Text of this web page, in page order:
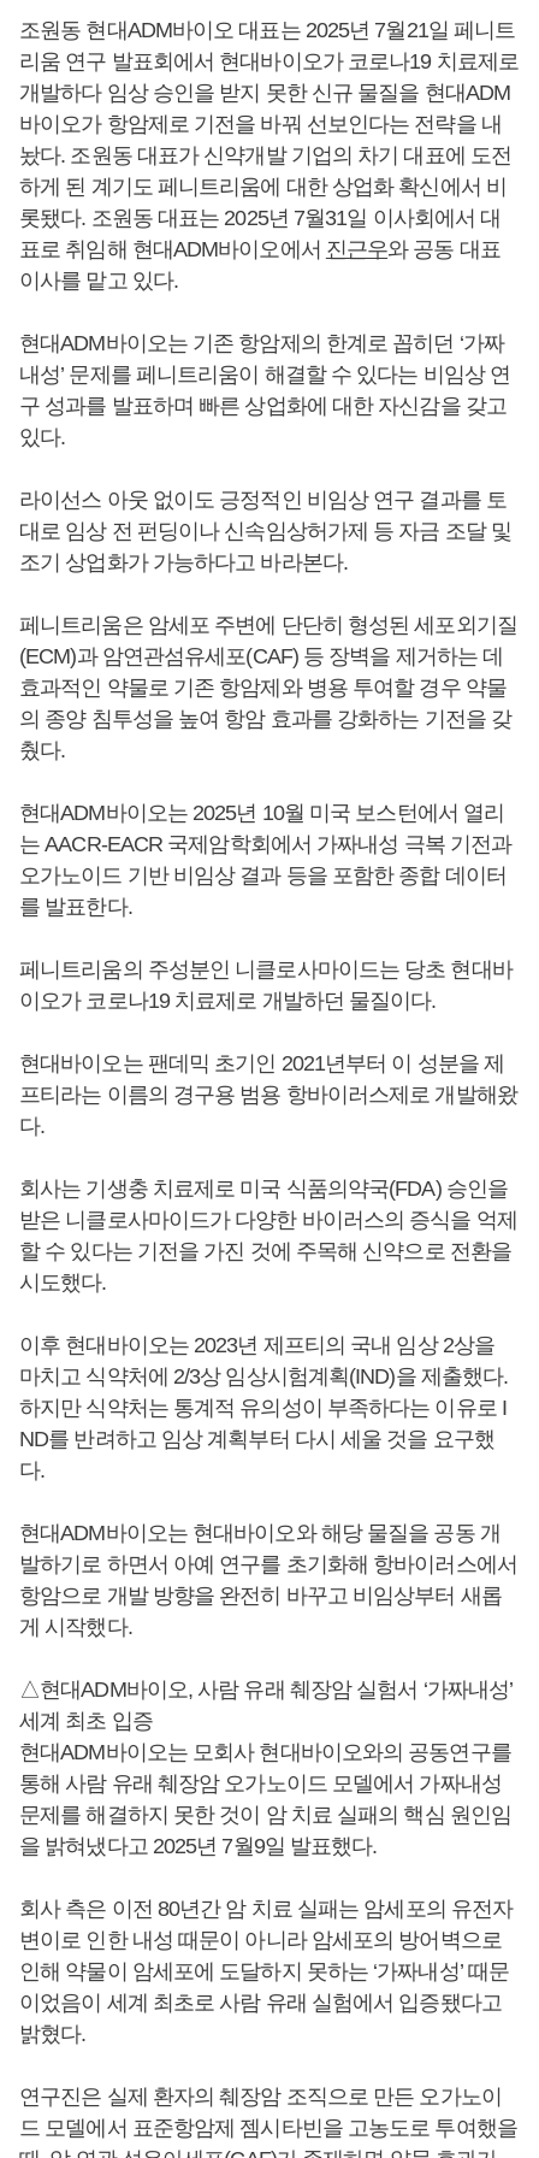
조원동 현대ADM바이오 대표는 2025년 7월21일 페니트
리움 연구 발표회에서 현대바이오가 코로나19 치료제로
개발하다 임상 승인을 받지 못한 신규 물질을 현대ADM
바이오가 항암제로 기전을 바꿔 선보인다는 전략을 내
놨다. 조원동 대표가 신약개발 기업의 차기 대표에 도전
하게 된 계기도 페니트리움에 대한 상업화 확신에서 비
롯됐다. 조원동 대표는 2025년 7월31일 이사회에서 대
표로 취임해 현대ADM바이오에서 진근우와 공동 대표
이사를 맡고 있다.
현대ADM바이오는 기존 항암제의 한계로 꼽히던 ‘가짜
내성’ 문제를 페니트리움이 해결할 수 있다는 비임상 연
구 성과를 발표하며 빠른 상업화에 대한 자신감을 갖고
있다.
라이선스 아웃 없이도 긍정적인 비임상 연구 결과를 토
대로 임상 전 펀딩이나 신속임상허가제 등 자금 조달 및
조기 상업화가 가능하다고 바라본다.
페니트리움은 암세포 주변에 단단히 형성된 세포외기질
(ECM)과 암연관섬유세포(CAF) 등 장벽을 제거하는 데
효과적인 약물로 기존 항암제와 병용 투여할 경우 약물
의 종양 침투성을 높여 항암 효과를 강화하는 기전을 갖
췄다.
현대ADM바이오는 2025년 10월 미국 보스턴에서 열리
는 AACR-EACR 국제암학회에서 가짜내성 극복 기전과
오가노이드 기반 비임상 결과 등을 포함한 종합 데이터
를 발표한다.
페니트리움의 주성분인 니클로사마이드는 당초 현대바
이오가 코로나19 치료제로 개발하던 물질이다.
현대바이오는 팬데믹 초기인 2021년부터 이 성분을 제
프티라는 이름의 경구용 범용 항바이러스제로 개발해왔
다.
회사는 기생충 치료제로 미국 식품의약국(FDA) 승인을
받은 니클로사마이드가 다양한 바이러스의 증식을 억제
할 수 있다는 기전을 가진 것에 주목해 신약으로 전환을
시도했다.
이후 현대바이오는 2023년 제프티의 국내 임상 2상을
마치고 식약처에 2/3상 임상시험계획(IND)을 제출했다.
하지만 식약처는 통계적 유의성이 부족하다는 이유로 I
ND를 반려하고 임상 계획부터 다시 세울 것을 요구했
다.
현대ADM바이오는 현대바이오와 해당 물질을 공동 개
발하기로 하면서 아예 연구를 초기화해 항바이러스에서
항암으로 개발 방향을 완전히 바꾸고 비임상부터 새롭
게 시작했다.
△현대ADM바이오, 사람 유래 췌장암 실험서 ‘가짜내성’
세계 최초 입증
현대ADM바이오는 모회사 현대바이오와의 공동연구를
통해 사람 유래 췌장암 오가노이드 모델에서 가짜내성
문제를 해결하지 못한 것이 암 치료 실패의 핵심 원인임
을 밝혀냈다고 2025년 7월9일 발표했다.
회사 측은 이전 80년간 암 치료 실패는 암세포의 유전자
변이로 인한 내성 때문이 아니라 암세포의 방어벽으로
인해 약물이 암세포에 도달하지 못하는 ‘가짜내성’ 때문
이었음이 세계 최초로 사람 유래 실험에서 입증됐다고
밝혔다.
연구진은 실제 환자의 췌장암 조직으로 만든 오가노이
드 모델에서 표준항암제 젬시타빈을 고농도로 투여했을